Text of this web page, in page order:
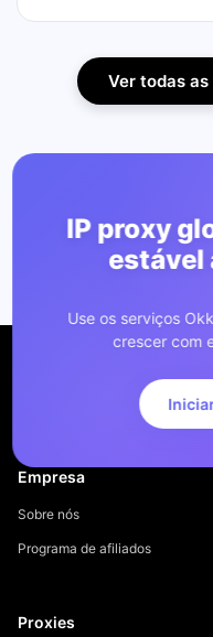
Ver todas
IP proxy
estável
Use os serviços
crescer com
Empresa
Sobre nós
Programa de afiliados
Proxies